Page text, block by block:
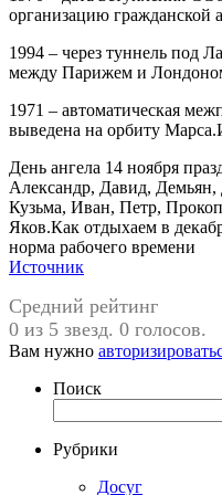
организацию
1994 – через туннель под
между Парижем и
1971 – автоматическая
выведена на орбиту
День ангела 14 ноября
Александр, Давид,
Кузьма, Иван, Петр,
Яков.Как отдыхаем в
норма рабочего времени
Источник
Средний рейтинг
0 из 5 звезд. 0 голосов.
Вам нужно
Поиск
Рубрики
Досуг